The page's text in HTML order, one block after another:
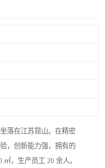
落在江苏昆山。在精密
，创新能力强，拥有的
，生产员工 20 余人。